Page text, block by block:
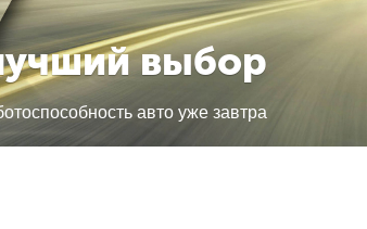
выбор
авто уже завтра